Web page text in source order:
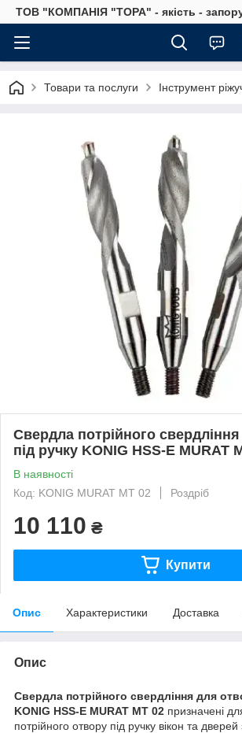
ТОВ "КОМПАНІЯ "ТОРА" - якість -
Товари та послуги Інструмент
Свердла потрійного
під ручку KONIG HSS-E MURAT
В наявності
Код: KONIG MURAT MT 02
Роздріб
10 110 ₴
Купити
Опис Характеристики Доставка
Опис
Свердла потрійного свердління для
KONIG HSS-E MURAT MT 02 призначені
потрійного отвору під ручку вікон та